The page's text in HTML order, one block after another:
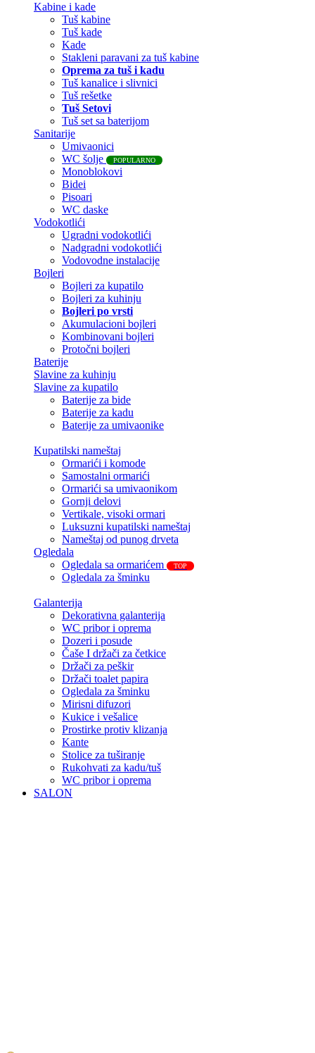
Kabine i kade
Tuš kabine
Tuš kade
Kade
Stakleni paravani za tuš kabine
Oprema za tuš i kadu
Tuš kanalice i slivnici
Tuš rešetke
Tuš Setovi
Tuš set sa baterijom
Sanitarije
Umivaonici
WC šolje
POPULARNO
Monoblokovi
Bidei
Pisoari
WC daske
Vodokotlići
Ugradni vodokotlići
Nadgradni vodokotlići
Vodovodne instalacije
Bojleri
Bojleri za kupatilo
Bojleri za kuhinju
Bojleri po vrsti
Akumulacioni bojleri
Kombinovani bojleri
Protočni bojleri
Baterije
Slavine za kuhinju
Slavine za kupatilo
Baterije za bide
Baterije za kadu
Baterije za umivaonike
Kupatilski nameštaj
Ormarići i komode
Samostalni ormarići
Ormarići sa umivaonikom
Gornji delovi
Vertikale, visoki ormari
Luksuzni kupatilski nameštaj
Nameštaj od punog drveta
Ogledala
Ogledala sa ormarićem
TOP
Ogledala za šminku
Galanterija
Dekorativna galanterija
WC pribor i oprema
Dozeri i posude
Čaše I držači za četkice
Držači za peškir
Držači toalet papira
Ogledala za šminku
Mirisni difuzori
Kukice i vešalice
Prostirke protiv klizanja
Kante
Stolice za tuširanje
Rukohvati za kadu/tuš
WC pribor i oprema
SALON